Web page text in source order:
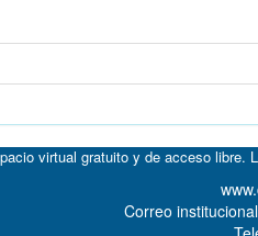
virtual gratuito y de acceso
Correo